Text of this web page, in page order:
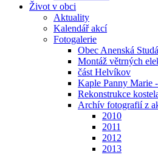
Život v obci
Aktuality
Kalendář akcí
Fotogalerie
Obec Anenská
Montáž větrných
část Helvíkov
Kaple Panny Marie
Rekonstrukce
Archív fotografií z
2010
2011
2012
2013